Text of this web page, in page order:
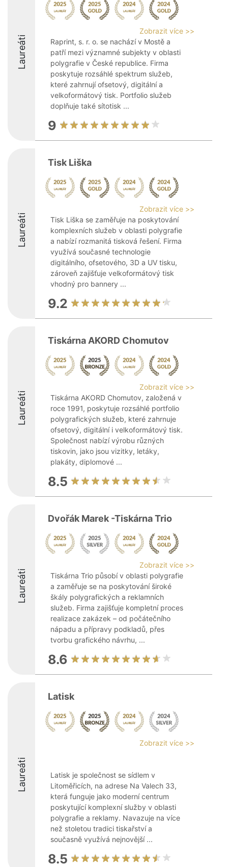
Laureáti
Zobrazit více >>
Raprint, s. r. o. se nachází v Mostě a
patří mezi významné subjekty v oblasti
polygrafie v České republice. Firma
poskytuje rozsáhlé spektrum služeb,
které zahrnují ofsetový, digitální a
velkoformátový tisk. Portfolio služeb
doplňuje také sítotisk ...
9
Laureáti
Tisk Liška
Zobrazit více >>
Tisk Liška se zaměřuje na poskytování
komplexních služeb v oblasti polygrafie
a nabízí rozmanitá tisková řešení. Firma
využívá současné technologie
digitálního, ofsetového, 3D a UV tisku,
zároveň zajišťuje velkoformátový tisk
vhodný pro bannery ...
9.2
Laureáti
Tiskárna AKORD Chomutov
Zobrazit více >>
Tiskárna AKORD Chomutov, založená v
roce 1991, poskytuje rozsáhlé portfolio
polygrafických služeb, které zahrnuje
ofsetový, digitální i velkoformátový tisk.
Společnost nabízí výrobu různých
tiskovin, jako jsou vizitky, letáky,
plakáty, diplomové ...
8.5
Laureáti
Dvořák Marek -Tiskárna Trio
Zobrazit více >>
Tiskárna Trio působí v oblasti polygrafie
a zaměřuje se na poskytování široké
škály polygrafických a reklamních
služeb. Firma zajišťuje kompletní proces
realizace zakázek – od počátečního
nápadu a přípravy podkladů, přes
tvorbu grafického návrhu, ...
8.6
Laureáti
Latisk
Zobrazit více >>
Latisk je společnost se sídlem v
Litoměřicích, na adrese Na Valech 33,
která funguje jako moderní centrum
poskytující komplexní služby v oblasti
polygrafie a reklamy. Navazuje na více
než stoletou tradici tiskařství a
současně využívá nejnovější ...
8.5